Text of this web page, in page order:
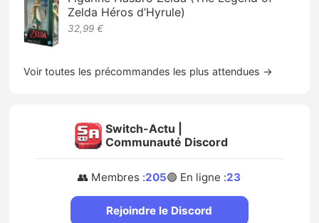
Zelda Héros d’Hyrule)
32,99 €
Voir toutes les précommandes les plus attendues →
Switch-Actu |
Communauté Discord
👥 Membres :205🟢 En ligne :23
Rejoindre le Discord